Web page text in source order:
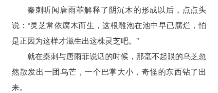
秦刺听闻唐雨菲解释了阴沉木的形成以后，点点头
说：“灵芝常依腐木而生，这根雕泡在池中早已腐烂，怕
是正因为这样才滋生出这株灵芝吧。”
就在秦刺与唐雨菲说话的时候，那毫不起眼的乌芝忽
然散发出一团乌芒，一个巴掌大小，奇怪的东西钻了出
来。